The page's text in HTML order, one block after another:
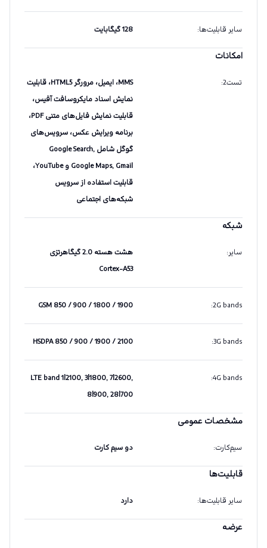
سایر قابلیت‌ها: 128 گیگابایت
امکانات
تست2 :
MMS، ایمیل، مرورگر HTML5، قابلیت
نمایش اسناد مایکروسافت آفیس،
قابلیت نمایش فایل‌های متنی PDF،
برنامه ویرایش عکس، سرویس‌های
گوگل شامل Google Search,
Google Maps, Gmail و YouTube،
قابلیت استفاده از سرویس
شبکه‌های اجتماعی
شبکه
سایر:
هشت هسته 2.0 گیگاهرتزی
Cortex-A53
2G bands
:
GSM 850 / 900 / 1800 / 1900
3G bands
:
HSDPA 850 / 900 / 1900 / 2100
4G bands
:
LTE band 1|2100, 3|1800, 7|2600,
8|900, 28|700
مشخصات عمومی
سیم‌کارت: دو سیم کارت
قابلیت‌‌ها
سایر قابلیت‌ها: دارد
عرضه